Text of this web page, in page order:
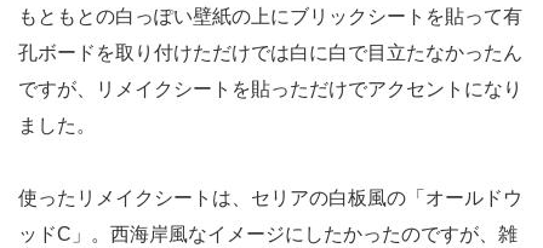
(笑) それではどんな風になったかゆっくりご覧下
もともとの白っぽい壁紙の上にブリックシートを貼って有
孔ボードを取り付けただけでは白に白で目立たなかったん
ですが、リメイクシートを貼っただけでアクセントになり
ました。
使ったリメイクシートは、セリアの白板風の「オールドウ
ッドC」。西海岸風なイメージにしたかったのですが、雑